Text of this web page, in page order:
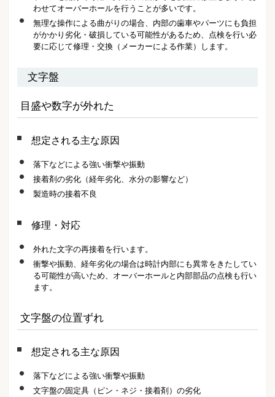
わせてオーバーホールを行うことが多いです。
無理な操作による曲がりの場合、内部の歯車やパーツにも負担
がかかり劣化・破損している可能性があるため、点検を行い必
要に応じて修理・交換（メーカーによる作業）します。
文字盤
目盛や数字が外れた
想定される主な原因
落下などによる強い衝撃や振動
接着剤の劣化（経年劣化、水分の影響など）
製造時の接着不良
修理・対応
外れた文字の再接着を行います。
衝撃や振動、経年劣化の場合は時計内部にも異常をきたしてい
る可能性が高いため、オーバーホールと内部部品の点検も行い
ます。
文字盤の位置ずれ
想定される主な原因
落下などによる強い衝撃や振動
文字盤の固定具（ピン・ネジ・接着剤）の劣化